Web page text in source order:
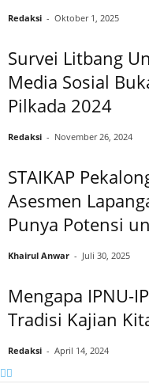
Redaksi - Oktober 1, 2025
Survei Litbang
Media Sosial
Pilkada 2024
Redaksi - November 26, 2024
STAIKAP
Asesmen
Punya Potensi
Khairul Anwar - Juli 30, 2025
Mengapa IPNU-
Tradisi Kajian
Redaksi - April 14, 2024